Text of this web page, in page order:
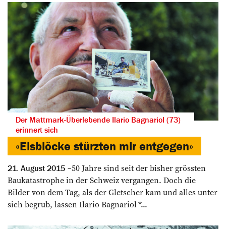
Der Mattmark-Überlebende Ilario Bagnariol (73)
erinnert sich
«Eisblöcke stürzten mir entgegen»­
21. August 2015
50 Jahre sind seit der bisher grössten
Baukatastrophe in der Schweiz vergangen. Doch die
Bilder von dem Tag, als der Gletscher kam und alles unter
sich begrub, lassen Ilario Bagnariol *...